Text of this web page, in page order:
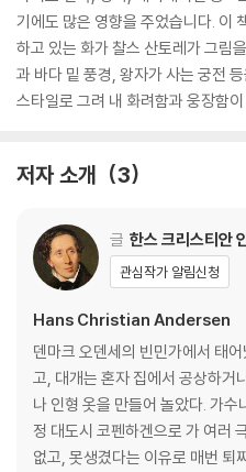
기에도 많은 영향을 주었습니다. 이
하고 있는 화가 찰스 산토레가 그림
과 바다 밑 풍경, 왕자가 사는 궁전
스타일로 그려 내 화려함과 웅장함
저자 소개 3
글 한스 크리스티안
관심작가 알림신청
Hans Christian Andersen
덴마크 오덴세의 빈민가에서 태
고, 대개는 혼자 집에서 공상하거
나 인형 옷을 만들어 놀았다. 가
정 대도시 코펜하겐으로 가 여러
없고, 못생겼다는 이유로 매번 퇴